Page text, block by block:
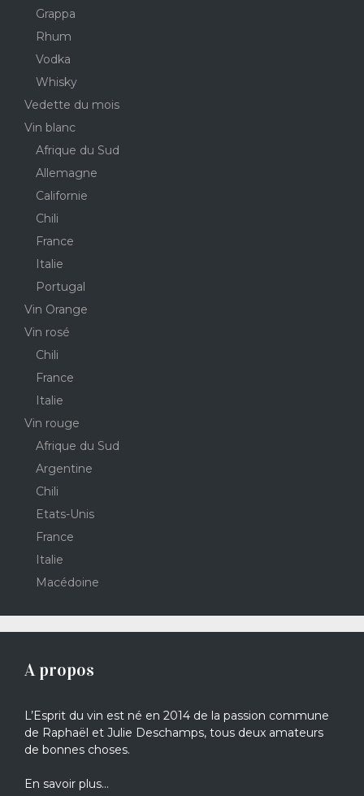
Grappa
Rhum
Vodka
Whisky
Vedette du mois
Vin blanc
Afrique du Sud
Allemagne
Californie
Chili
France
Italie
Portugal
Vin Orange
Vin rosé
Chili
France
Italie
Vin rouge
Afrique du Sud
Argentine
Chili
Etats-Unis
France
Italie
Macédoine
A propos
L’Esprit du vin est né en 2014 de la passion commune
de Raphaël et Julie Deschamps, tous deux amateurs
de bonnes choses.
En savoir plus…